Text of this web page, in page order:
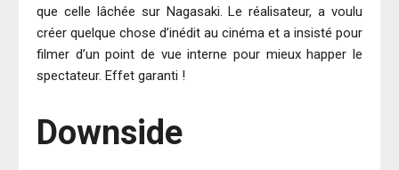
que celle lâchée sur Nagasaki. Le réalisateur, a voulu
créer quelque chose d’inédit au cinéma et a insisté pour
filmer d’un point de vue interne pour mieux happer le
spectateur. Effet garanti !
Downside